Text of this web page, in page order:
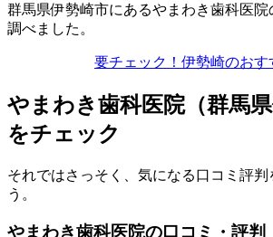
群馬県伊勢崎市にあるやまわき歯科医院
調べました。
要チェック！伊勢崎のおす
やまわき歯科医院（群馬県
をチェック
それではさっそく、気になる口コミ評判
う。
やまわき歯科医院の口コミ・評判